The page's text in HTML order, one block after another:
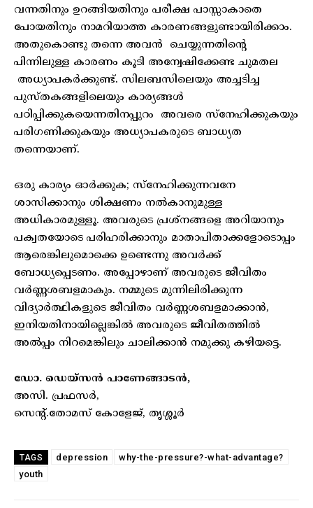
വന്നതിനും ഉറങ്ങിയതിനും പരീക്ഷ പാസ്സാകാതെ
പോയതിനും നാമറിയാത്ത കാരണങ്ങളുണ്ടായിരിക്കാം.
അതുകൊണ്ടു തന്നെ അവൻ ചെയ്യുന്നതിന്റെ
പിന്നിലുള്ള കാരണം കൂടി അന്വേഷിക്കേണ്ട ചുമതല
അധ്യാപകർക്കുണ്ട്. സിലബസിലെയും അച്ചടിച്ച
പുസ്തകങ്ങളിലെയും കാര്യങ്ങൾ
പഠിപ്പിക്കുകയെന്നതിനപ്പുറം അവരെ സ്‌നേഹിക്കുകയും
പരിഗണിക്കുകയും അധ്യാപകരുടെ ബാധ്യത
തന്നെയാണ്.
ഒരു കാര്യം ഓർക്കുക; സ്‌നേഹിക്കുന്നവനേ
ശാസിക്കാനും ശിക്ഷണം നൽകാനുമുള്ള
അധികാരമുള്ളൂ. അവരുടെ പ്രശ്‌നങ്ങളെ അറിയാനും
പക്വതയോടെ പരിഹരിക്കാനും മാതാപിതാക്കളോടൊപ്പം
ആരെങ്കിലുമൊക്കെ ഉണ്ടെന്നു അവർക്ക്
ബോധ്യപ്പെടണം. അപ്പോഴാണ് അവരുടെ ജീവിതം
വർണ്ണശബളമാകും. നമ്മുടെ മുന്നിലിരിക്കുന്ന
വിദ്യാർത്ഥികളുടെ ജീവിതം വർണ്ണശബളമാക്കാൻ,
ഇനിയതിനായില്ലെങ്കിൽ അവരുടെ ജീവിതത്തിൽ
അൽപ്പം നിറമെങ്കിലും ചാലിക്കാൻ നമുക്കു കഴിയട്ടെ.
ഡോ. ഡെയ്‌സൻ പാണേങ്ങാടൻ,
അസി. പ്രഫസർ,
സെന്റ്.തോമസ് കോളേജ്, തൃശ്ശൂർ
TAGS depression
why-the-pressure?-what-advantage?
youth